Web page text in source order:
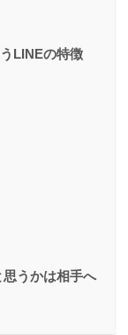
LINEの特徴
うかは相手へ